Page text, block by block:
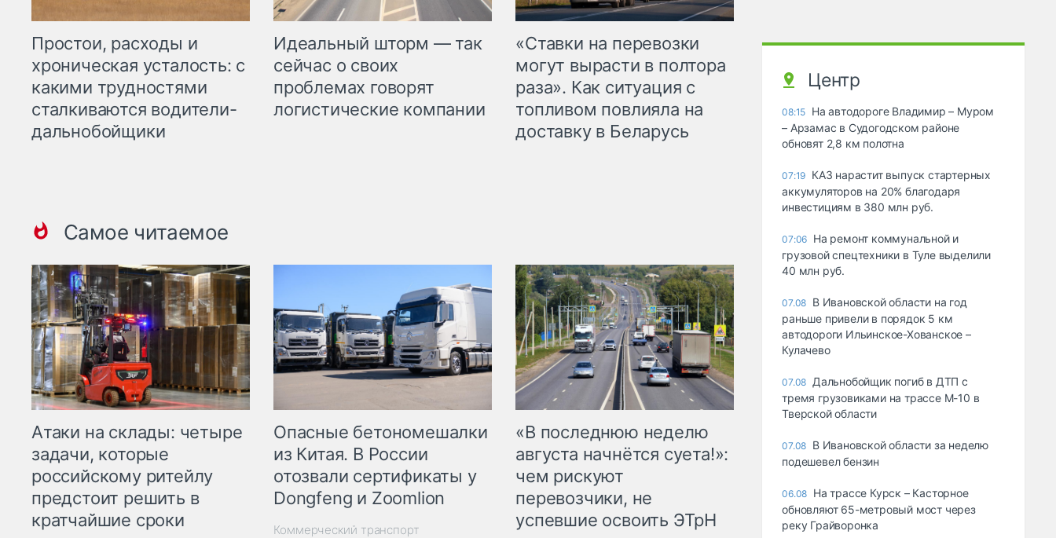
Простои, расходы и
хроническая усталость: с
какими трудностями
сталкиваются водители-
дальнобойщики
Идеальный шторм — так
сейчас о своих
проблемах говорят
логистические компании
«Ставки на перевозки
могут вырасти в полтора
раза». Как ситуация с
топливом повлияла на
доставку в Беларусь
Самое читаемое
Атаки на склады: четыре
задачи, которые
российскому ритейлу
предстоит решить в
кратчайшие сроки
Опасные бетономешалки
из Китая. В России
отозвали сертификаты у
Dongfeng и Zoomlion
Коммерческий транспорт
«В последнюю неделю
августа начнётся суета!»:
чем рискуют
перевозчики, не
успевшие освоить ЭТрН
Центр
08:15 На автодороге Владимир – Муром
– Арзамас в Судогодском районе
обновят 2,8 км полотна
07:19 КАЗ нарастит выпуск стартерных
аккумуляторов на 20% благодаря
инвестициям в 380 млн руб.
07:06 На ремонт коммунальной и
грузовой спецтехники в Туле выделили
40 млн руб.
07.08 В Ивановской области на год
раньше привели в порядок 5 км
автодороги Ильинское-Хованское –
Кулачево
07.08 Дальнобойщик погиб в ДТП с
тремя грузовиками на трассе М-10 в
Тверской области
07.08 В Ивановской области за неделю
подешевел бензин
06.08 На трассе Курск – Касторное
обновляют 65-метровый мост через
реку Грайворонка